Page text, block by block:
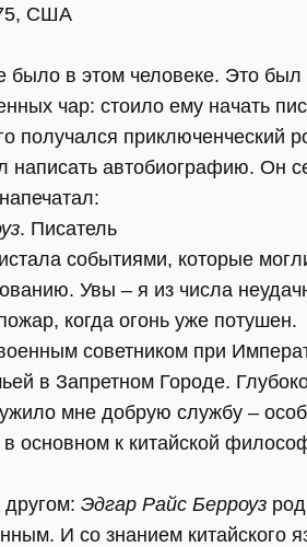
США
было в этом человеке. Это
чар: стоило ему начать
получался приключенческий
автобиографию. Он
. Писатель
событиями, которые
Увы – я из числа
когда огонь уже потушен.
советником при
в Запретном Городе.
мне добрую службу –
основном к китайской
Эдгар Райс Берроуз
И со знанием китайского